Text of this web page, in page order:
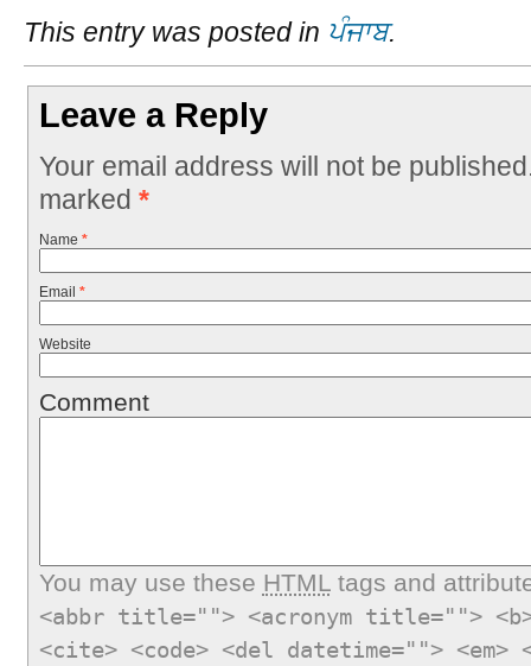
This entry was posted in ਪੰਜਾਬ.
Leave a Reply
Your email address will not be
marked *
Name *
Email *
Website
Comment
You may use these HTMLtags and
<abbr title=""> <acronym title="">
<cite> <code> <del datetime="">